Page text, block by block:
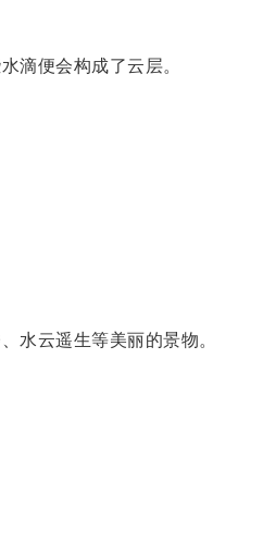
滴便会构成了云层。
云遥生等美丽的景物。